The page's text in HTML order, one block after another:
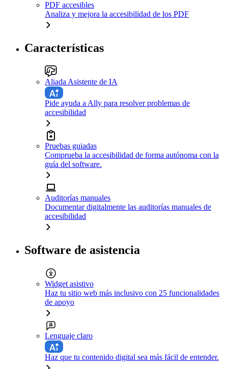
PDF accesibles
Analiza y mejora la accesibilidad de los PDF
Características
Aliada Asistente de IA
Pide ayuda a Ally para resolver problemas de
accesibilidad
Pruebas guiadas
Comprueba la accesibilidad de forma autónoma con la
guía del software.
Auditorías manuales
Documentar digitalmente las auditorías manuales de
accesibilidad
Software de asistencia
Widget asistivo
Haz tu sitio web más inclusivo con 25 funcionalidades
de apoyo
Lenguaje claro
Haz que tu contenido digital sea más fácil de entender.